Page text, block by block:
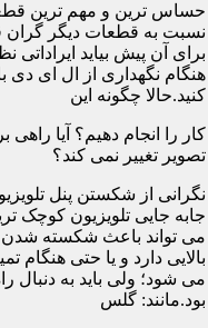
حساس ترین و مهم ترین
نسبت به قطعات دیگر
برای آن پیش بیاید
هنگام نگهداری از ال ای دی
کنید.حالا چگونه این
کار را انجام دهیم؟ آیا
تصویر تغییر نمی کند؟
نگرانی از شکستن پنل
جابه جایی تلویزیون کوچک
می تواند باعث شکسته شدن
بالایی دارد و یا حتی
می شود؛ ولی باید به دنبال
بود.مانند: گلس